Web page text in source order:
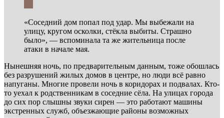
«Соседний дом попал под удар. Мы выбежали на
улицу, кругом осколки, стёкла выбиты. Страшно
было», — вспоминала та же жительница после
атаки в начале мая.
Нынешняя ночь, по предварительным данным, тоже обошлась
без разрушений жилых домов в центре, но люди всё равно
напуганы. Многие провели ночь в коридорах и подвалах. Кто-
то уехал к родственникам в соседние сёла. На улицах города
до сих пор слышны звуки сирен — это работают машины
экстренных служб, объезжающие районы возможных